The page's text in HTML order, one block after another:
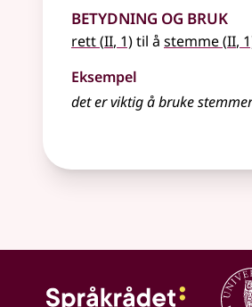
Betydning og bruk
rett(2
II, 1)til å stemme(2
II,
Eksempel
det er viktig å bruke